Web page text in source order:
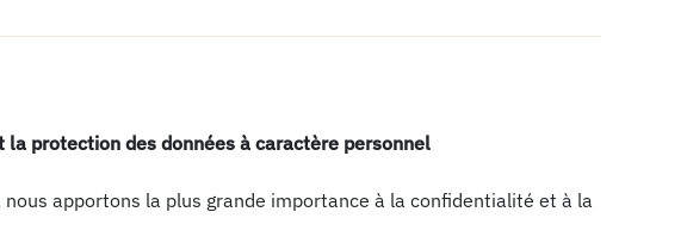
protection des données à caractère personnel
apportons la plus grande importance à la confidentialité et à la